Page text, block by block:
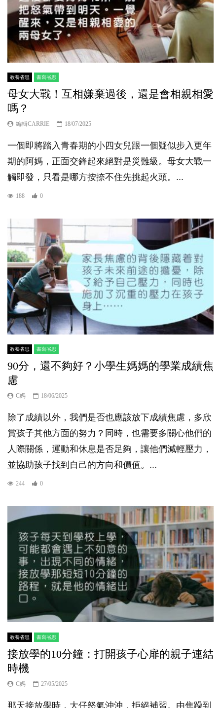
教養省思 書寫省思
母女大戰！互相嫌棄過後，還是會相親相愛
嗎？
編輯CARRIE 18/07/2025
一個即將踏入青春期的小四女兒跟一個疑似步入更年
期的阿媽，正面交鋒起來絕對是災難級。母女大戰一
觸即發，只看是哪方按捺不住先挑起火頭。...
188 0
教養省思 書寫省思
90分，還不夠好？小學生媽媽的學業成績焦
慮
C媽 18/06/2025
除了成績以外，我們是否也應該放下成績焦慮，多欣
賞孩子其他方面的努力？同時，也需要多關心他們的
人際關係，運動和休息是否足夠，讓他們減輕壓力，
並協助孩子找到自己的方向和價值。...
244 0
教養省思 書寫省思
接放學的10分鐘：打開孩子心扉的親子連結
時機
C媽 27/05/2025
那天接放學時，大仔怒氣沖沖，拒絕補習。由焦躁到